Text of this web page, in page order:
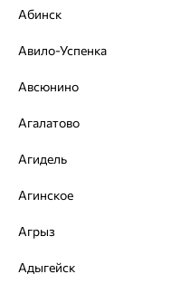
Абинск
Авило-Успенка
Авсюнино
Агалатово
Агидель
Агинское
Агрыз
Адыгейск